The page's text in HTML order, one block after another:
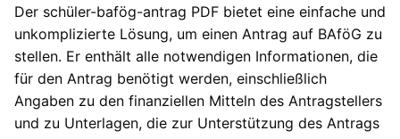
Der schüler-bafög-antrag PDF bietet eine einfache und
unkomplizierte Lösung, um einen Antrag auf BAföG zu
stellen. Er enthält alle notwendigen Informationen, die
für den Antrag benötigt werden, einschließlich
Angaben zu den finanziellen Mitteln des Antragstellers
und zu Unterlagen, die zur Unterstützung des Antrags